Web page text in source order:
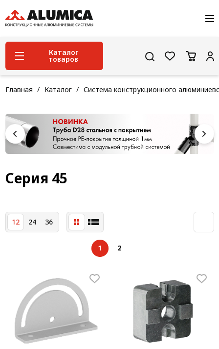
О компании
Услуги
Сервис и поддержка
Проекты
Контакты
Каталог
товаров
Система конструкционного алюминиевого
профиля
Конструкционная трубная система
Модульная трубная система
Кабельные короба
Конвейерная фурнитура
Система линейного перемещения NEW!
Система V-паза NEW!
Алюминиевые промышленные ограждения
Крейты и кассеты Subrack systems
Профиль строительного назначения
Радиаторный алюминиевый профиль NEW!
Лист алюминиевый
Главная Каталог Система конструкционного
Серия 45
12 24 36
1 2